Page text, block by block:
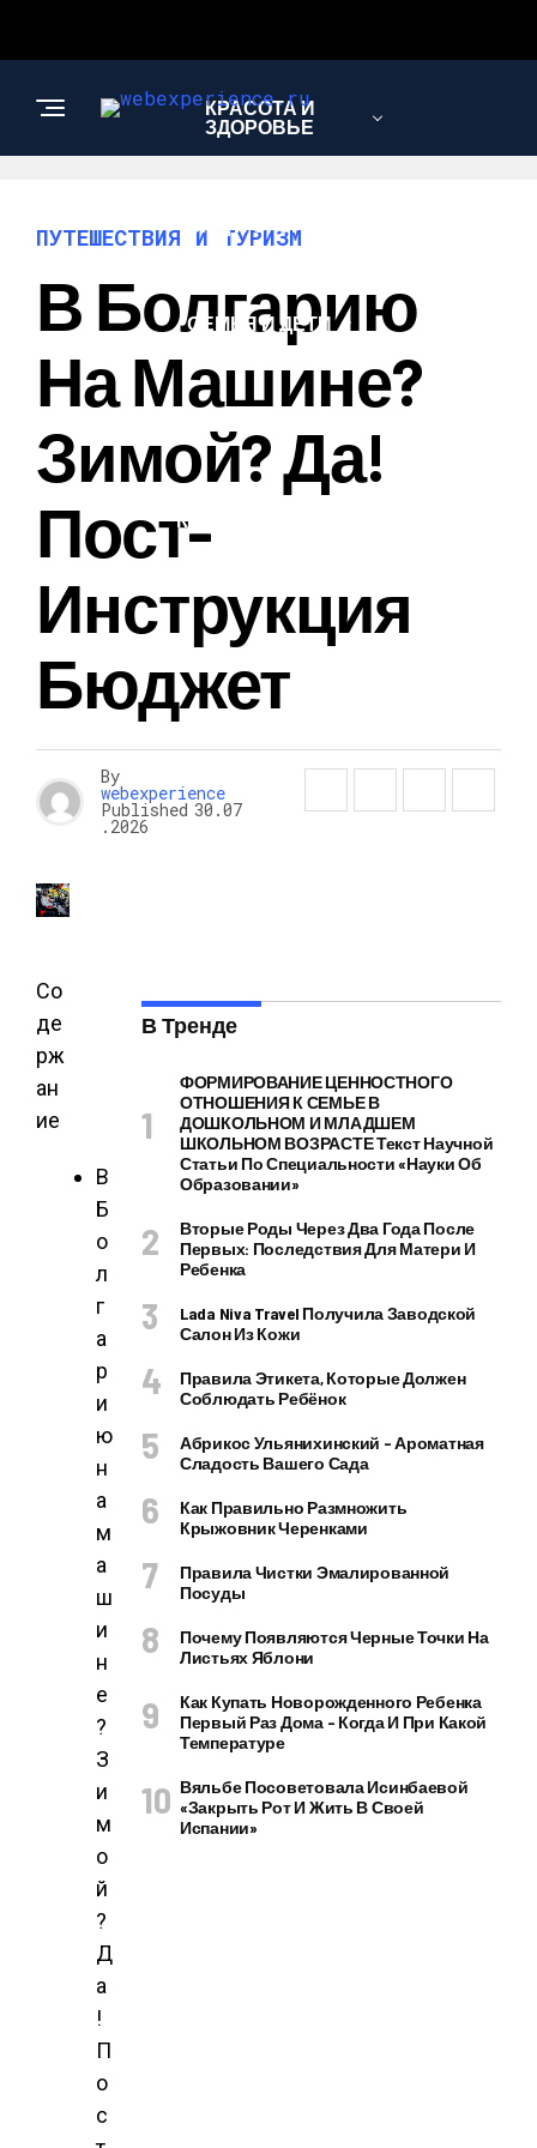
КРАСОТА И
ЗДОРОВЬЕ
САД И ОГОРОД
СЕМЬЯ И ДЕТИ
КОМПЬЮТЕРЫ И
ГАДЖЕТЫ
ПУТЕШЕСТВИЯ И ТУРИЗМ
В Болгарию
На Машине?
Зимой? Да!
Пост-
Инструкция
Бюджет
By
webexperience
Published 30.07
.2026
Со
де
рж
ан
ие
В
Б
о
л
г
а
р
и
ю
н
а
м
а
ш
и
н
е
?
З
и
м
о
й
?
Д
а
!
П
о
с
В Тренде
ФОРМИРОВАНИЕ ЦЕННОСТНОГО
ОТНОШЕНИЯ К СЕМЬЕ В
ДОШКОЛЬНОМ И МЛАДШЕМ
ШКОЛЬНОМ ВОЗРАСТЕ Текст Научной
Статьи По Специальности «Науки Об
Образовании»
Вторые Роды Через Два Года После
Первых: Последствия Для Матери И
Ребенка
Lada Niva Travel Получила Заводской
Салон Из Кожи
Правила Этикета, Которые Должен
Соблюдать Ребёнок
Абрикос Ульянихинский – Ароматная
Сладость Вашего Сада
Как Правильно Размножить
Крыжовник Черенками
Правила Чистки Эмалированной
Посуды
Почему Появляются Черные Точки На
Листьях Яблони
Как Купать Новорожденного Ребенка
Первый Раз Дома – Когда И При Какой
Температуре
Вяльбе Посоветовала Исинбаевой
«закрыть Рот И Жить В Своей
Испании»